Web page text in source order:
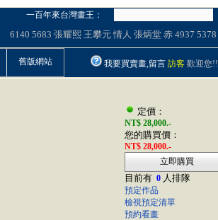
一百年來台灣畫王：
6140 5683 張耀熙 王攀元 情人 張炳堂 赤 4937 5378
舊版網站 我要買賣畫,留言 訪客 歡迎您!!
定價：
NT$ 28,000.-
您的購買價：
NT$ 28,000.-
立即購買
目前有 0 人排隊
預定作品
檢視預定清單
預約看畫